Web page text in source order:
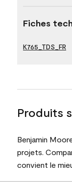
Fiches
K765_TDS_FR
Produits
Benjamin
projets.
convient le